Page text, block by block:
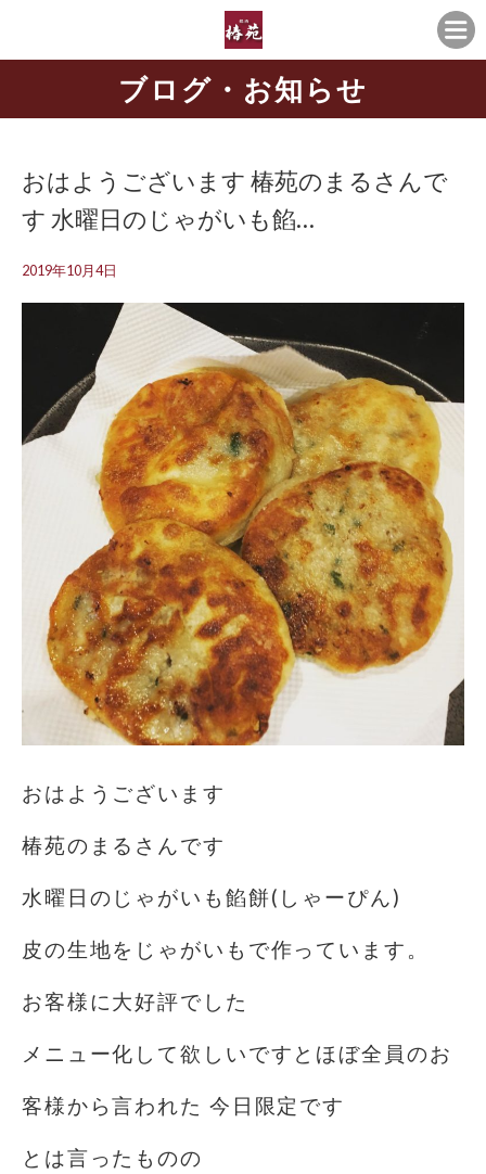
ブログ・お知らせ
おはようございます 椿苑のまるさんで
す 水曜日のじゃがいも餡…
2019年10月4日
おはようございます
椿苑のまるさんです
水曜日のじゃがいも餡餅(しゃーぴん)
皮の生地をじゃがいもで作っています。
お客様に大好評でした
メニュー化して欲しいですとほぼ全員のお
客様から言われた 今日限定です️
とは言ったものの